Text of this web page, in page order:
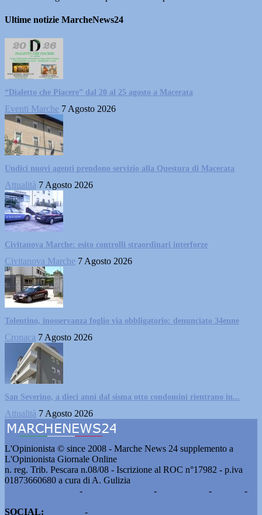
Ultime notizie MarcheNews24
“Dialetto che Piacere” dal 20 al 25 agosto a Macerata
Eventi Marche 7 Agosto 2026
Undici nuovi agenti prendono servizio alla Questura di Macerata
Attualità 7 Agosto 2026
Civitanova Marche: esito controlli straordinari interforze
Civitanova Marche 7 Agosto 2026
Tolentino, inosservanza foglio via obbligatorio: denunciato 34enne
Cronaca 7 Agosto 2026
San Severino, a dieci anni dal sisma otto condomini rientrano in...
Attualità 7 Agosto 2026
L'Opinionista © since 2008 - Marche News 24 supplemento a
L'Opinionista Giornale Online
n. reg. Trib. Pescara n.08/08 - Iscrizione al ROC n°17982 - p.iva
01873660680 a cura di A. Gulizia
- - -
-
SOCIAL:
-